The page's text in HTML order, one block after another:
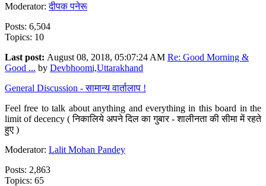
Moderator:दीपक पनेरू
Posts: 6,504
Topics: 10
Last post: August 08, 2018, 05:07:24 AM Re: Good Morning &
Good ... by Devbhoomi,Uttarakhand
General Discussion - सामान्य वार्तालाप !
Feel free to talk about anything and everything in this board in the
limit of decency ( निकालिये अपने दिल का गुबार - शालीनता की सीमा में रहते
हुए )
Moderator: Lalit Mohan Pandey
Posts: 2,863
Topics: 65